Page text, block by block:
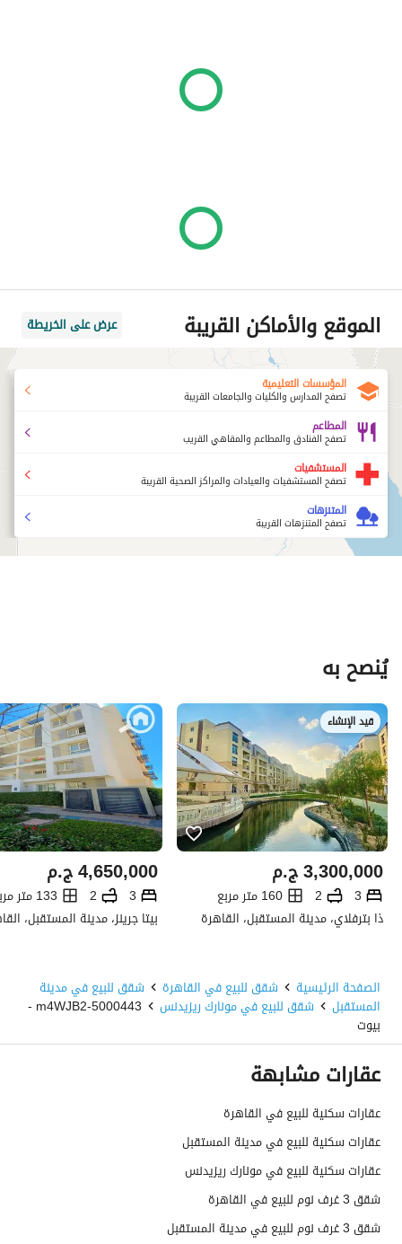
الموقع والأماكن القريبة عرض على الخريطة
المؤسسات التعليمية
تصفح المدارس والكليات والجامعات القريبة
المطاعم
تصفح الفنادق والمطاعم والمقاهي القريب
المستشفيات
تصفح المستشفيات والعيادات والمراكز الصحية القريبة
المتنزهات
تصفح المتنزهات القريبة
يُنصح به
قيد الإنشاء
ج.م3,300,000
3
2
160 متر مربع
ذا بترفلاي، مدينة المستقبل، القاهرة
ج.م4,650,000
3
2
133 متر مربع
بيتا جرينز، مدينة المستقبل،
الصفحة الرئيسية شقق للبيع في القاهرة شقق للبيع في مدينة
المستقبل شقق للبيع في مونارك ريزيدنس 5000443-m4WJB2 -
بيوت
عقارات مشابهة
عقارات سكنية للبيع في القاهرة
عقارات سكنية للبيع في مدينة المستقبل
عقارات سكنية للبيع في مونارك ريزيدنس
شقق 3 غرف نوم للبيع في القاهرة
شقق 3 غرف نوم للبيع في مدينة المستقبل